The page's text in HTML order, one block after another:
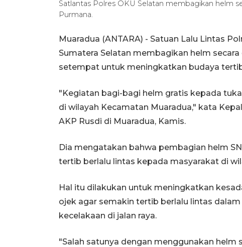
Satlantas Polres OKU Selatan membagikan helm
Purmana.
Muaradua (ANTARA) - Satuan Lalu Lintas
Sumatera Selatan membagikan helm
setempat untuk meningkatkan budaya
"Kegiatan bagi-bagi helm gratis kepada
di wilayah Kecamatan Muaradua," kata
AKP Rusdi di Muaradua, Kamis.
Dia mengatakan bahwa pembagian helm
tertib berlalu lintas kepada masyarakat di
Hal itu dilakukan untuk meningkatkan
ojek agar semakin tertib berlalu lintas
kecelakaan di jalan raya.
"Salah satunya dengan menggunakan